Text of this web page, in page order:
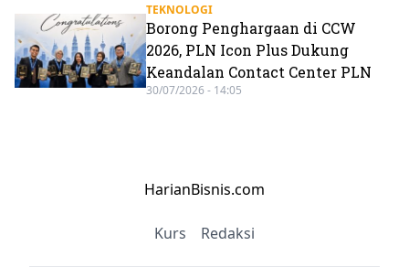
TEKNOLOGI
Borong Penghargaan di CCW
2026, PLN Icon Plus Dukung
Keandalan Contact Center PLN
30/07/2026 - 14:05
HarianBisnis.com
Kurs Redaksi